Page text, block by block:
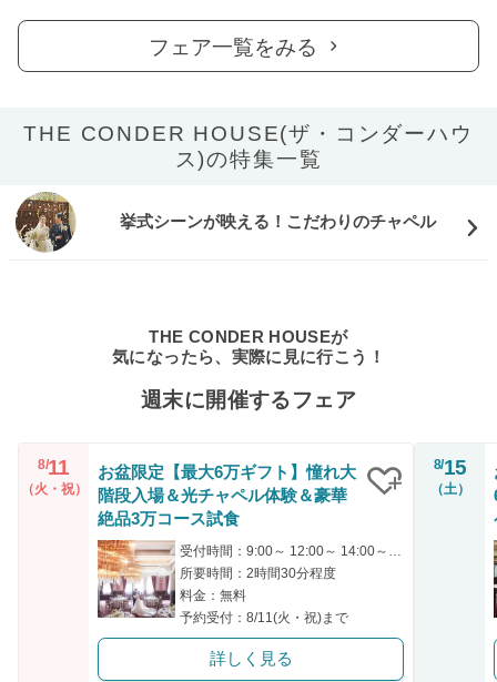
フェア一覧をみる
THE CONDER HOUSE(ザ・コンダーハウ
ス)の特集一覧
挙式シーンが映える！こだわりのチャペル
THE CONDER HOUSEが
気になったら、実際に見に行こう！
週末に開催するフェア
8/11
（火・祝）
お盆限定【最大6万ギフト】憧れ大
階段入場＆光チャペル体験＆豪華
絶品3万コース試食
受付時間：9:00～ 12:00～ 14:00～ 15:00～
所要時間：2時間30分程度
料金：無料
予約受付：8/11(火・祝)まで
詳しく見る
8/15
（土）